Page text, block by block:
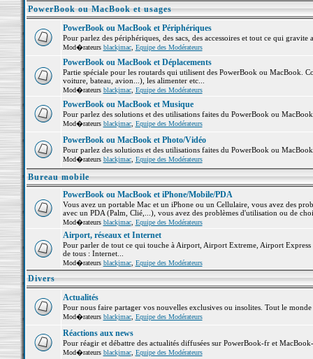
PowerBook ou MacBook et usages
PowerBook ou MacBook et Périphériques
Pour parlez des périphériques, des sacs, des accessoires et tout ce qui
Mod�rateurs blackjmac, Equipe des Modérateurs
PowerBook ou MacBook et Déplacements
Partie spéciale pour les routards qui utilisent des PowerBook ou MacBook.
voiture, bateau, avion...), les alimenter etc...
Mod�rateurs blackjmac, Equipe des Modérateurs
PowerBook ou MacBook et Musique
Pour parlez des solutions et des utilisations faites du PowerBook ou
Mod�rateurs blackjmac, Equipe des Modérateurs
PowerBook ou MacBook et Photo/Vidéo
Pour parlez des solutions et des utilisations faites du PowerBook ou
Mod�rateurs blackjmac, Equipe des Modérateurs
Bureau mobile
PowerBook ou MacBook et iPhone/Mobile/PDA
Vous avez un portable Mac et un iPhone ou un Cellulaire, vous avez des
avec un PDA (Palm, Clié,...), vous avez des problèmes d'utilisation ou de
Mod�rateurs blackjmac, Equipe des Modérateurs
Airport, réseaux et Internet
Pour parler de tout ce qui touche à Airport, Airport Extreme, Airport
de tous : Internet...
Mod�rateurs blackjmac, Equipe des Modérateurs
Divers
Actualités
Pour nous faire partager vos nouvelles exclusives ou insolites. Tout le
Mod�rateurs blackjmac, Equipe des Modérateurs
Réactions aux news
Pour réagir et débattre des actualités diffusées sur PowerBook-fr et
Mod�rateurs blackjmac, Equipe des Modérateurs